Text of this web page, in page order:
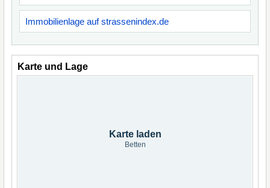
Immobilienlage auf strassenindex.de
Karte und Lage
Karte laden
Betten